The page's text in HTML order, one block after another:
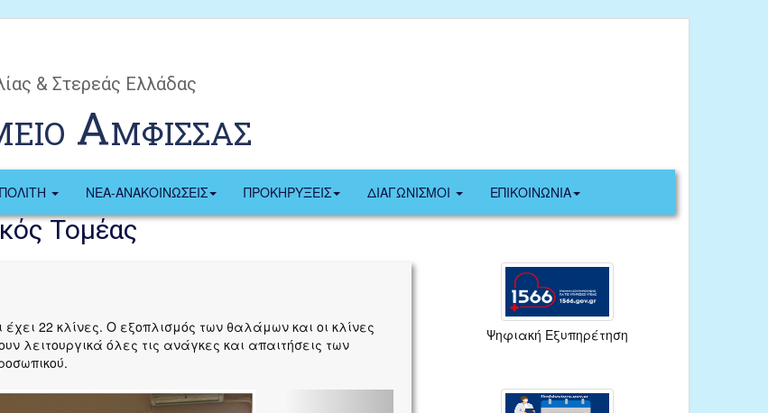
& Στερεάς Ελλάδας
Αμφισσας
ΝΕΑ-ΑΝΑΚΟΙΝΩΣΕΙΣ ΠΡΟΚΗΡΥΞΕΙΣ ΔΙΑΓΩΝΙΣΜΟΙ ΕΠΙΚΟΙΝΩΝΙΑ
Τομέας
22 κλίνες. Ο εξοπλισμός των θαλάμων και οι κλίνες
λειτουργικά όλες τις ανάγκες και απαιτήσεις των
Ψηφιακή Εξυπηρέτηση